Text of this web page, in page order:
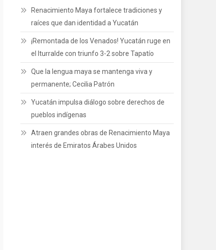
Renacimiento Maya fortalece tradiciones y
raíces que dan identidad a Yucatán
¡Remontada de los Venados! Yucatán ruge en
el Iturralde con triunfo 3-2 sobre Tapatío
Que la lengua maya se mantenga viva y
permanente; Cecilia Patrón
Yucatán impulsa diálogo sobre derechos de
pueblos indígenas
Atraen grandes obras de Renacimiento Maya
interés de Emiratos Árabes Unidos